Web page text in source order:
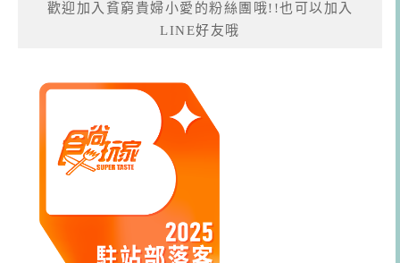
歡迎加入貧窮貴婦小愛的粉絲團哦!!也可以加入
LINE好友哦